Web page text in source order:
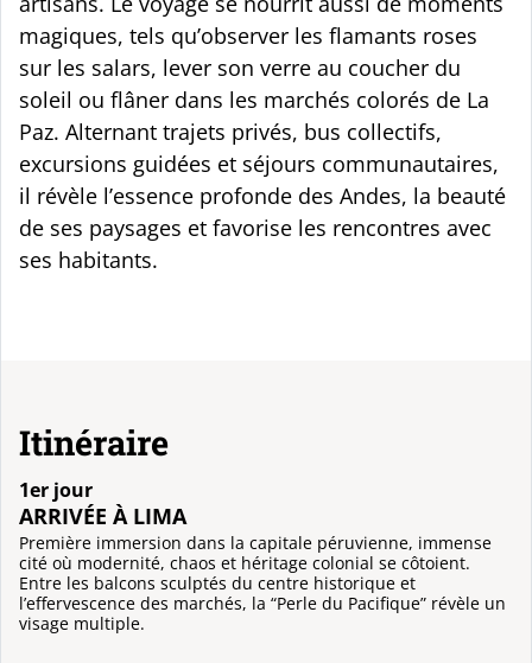
magiques, tels qu’observer les flamants roses
sur les salars, lever son verre au coucher du
soleil ou flâner dans les marchés colorés de La
Paz. Alternant trajets privés, bus collectifs,
excursions guidées et séjours communautaires,
il révèle l’essence profonde des Andes, la beauté
de ses paysages et favorise les rencontres avec
ses habitants.
Itinéraire
1er jour
ARRIVÉE À LIMA
Première immersion dans la capitale péruvienne, immense
cité où modernité, chaos et héritage colonial se côtoient.
Entre les balcons sculptés du centre historique et
l’effervescence des marchés, la “Perle du Pacifique” révèle un
visage multiple.